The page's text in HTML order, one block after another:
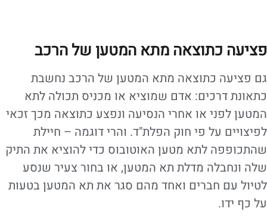
פציעה כתוצאה מתא המטען של הרכב
גם פציעה כתוצאה מתא המטען של הרכב נחשבת
כתאונת דרכים: אדם שמוציא או מכניס תכולה לתא
המטען לפני או אחרי הנסיעה ונפצע כתוצאה מכך זכאי
לפיצויים על פי חוק הפלת"ד. והרי דוגמה – חיילת
שהתכופפה לתא מטען האוטובוס כדי להוציא את התיק
שלה ונחבלה מדלת תא המטען, או בחור צעיר שנסע
לטיול עם חברים ואחד מהם סגר את תא המטען בטעות
על כף ידו.